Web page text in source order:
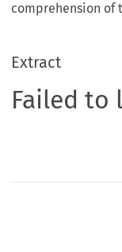
comprehension of
Extract
Failed to